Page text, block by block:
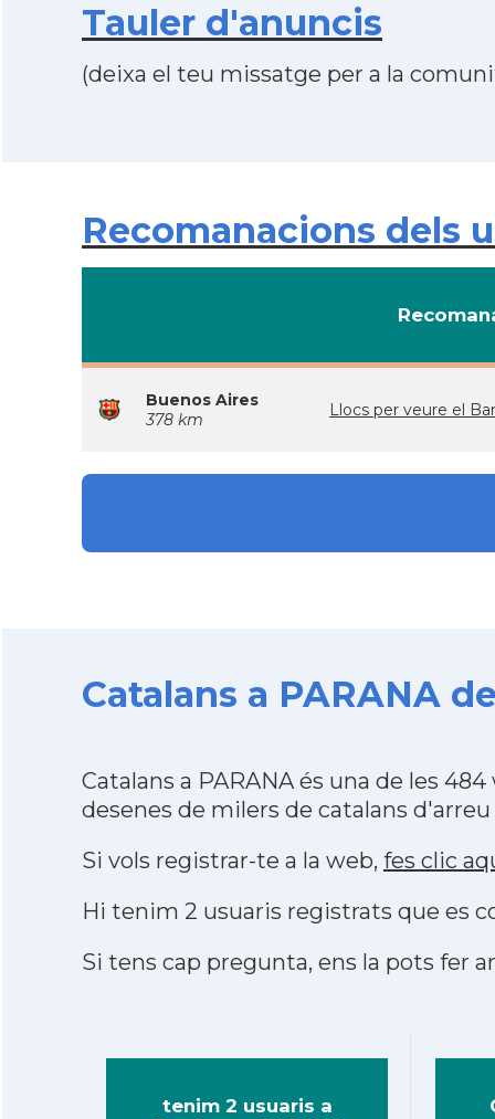
Tauler d'anuncis
(deixa el teu missatge per a la
Recomanacions dels
Buenos Aires
378 km
Llocs per veure el
Catalans a PARANA
Catalans a PARANA és una de les
desenes de milers de catalans
Si vols registrar-te a la web, fes clic
Hi tenim 2 usuaris registrats que es
Si tens cap pregunta, ens la pots fer
tenim 2 usuaris a